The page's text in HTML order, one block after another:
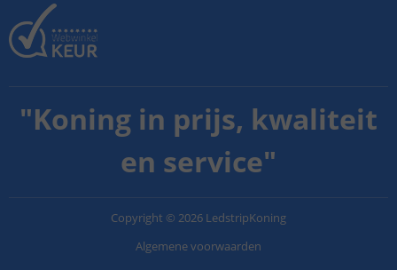
"Koning in prijs, kwaliteit
en service"
Copyright © 2026 LedstripKoning
Algemene voorwaarden